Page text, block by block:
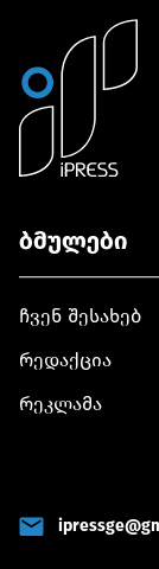
ბმულები
ჩვენ შესახებ
რედაქცია
რეკლამა